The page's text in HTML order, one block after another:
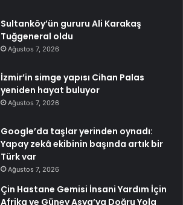
Sultanköy’ün gururu Ali Karakaş
Tuğgeneral oldu
Ağustos 7, 2026
İzmir’in simge yapısı Cihan Palas
yeniden hayat buluyor
Ağustos 7, 2026
Google’da taşlar yerinden oynadı:
Yapay zekâ ekibinin başında artık bir
Türk var
Ağustos 7, 2026
Çin Hastane Gemisi İnsani Yardım İçin
Afrika ve Güney Asya’ya Doğru Yola